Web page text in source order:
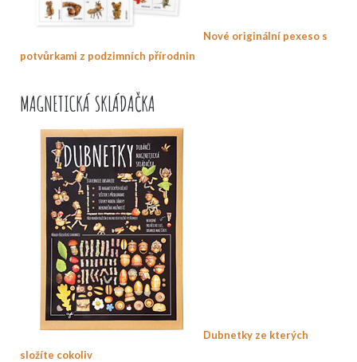
Nové originální pexeso s
potvůrkami z podzimních přírodnin
MAGNETICKÁ SKLÁDAČKA
Dubnetky ze kterých
složíte cokoliv